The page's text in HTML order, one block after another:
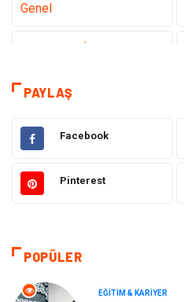
Genel
Hizmet
Hukuk
Otomotiv
Moda
Makine
PAYLAŞ
Facebook
Pinterest
POPÜLER
EĞITIM & KARIYER